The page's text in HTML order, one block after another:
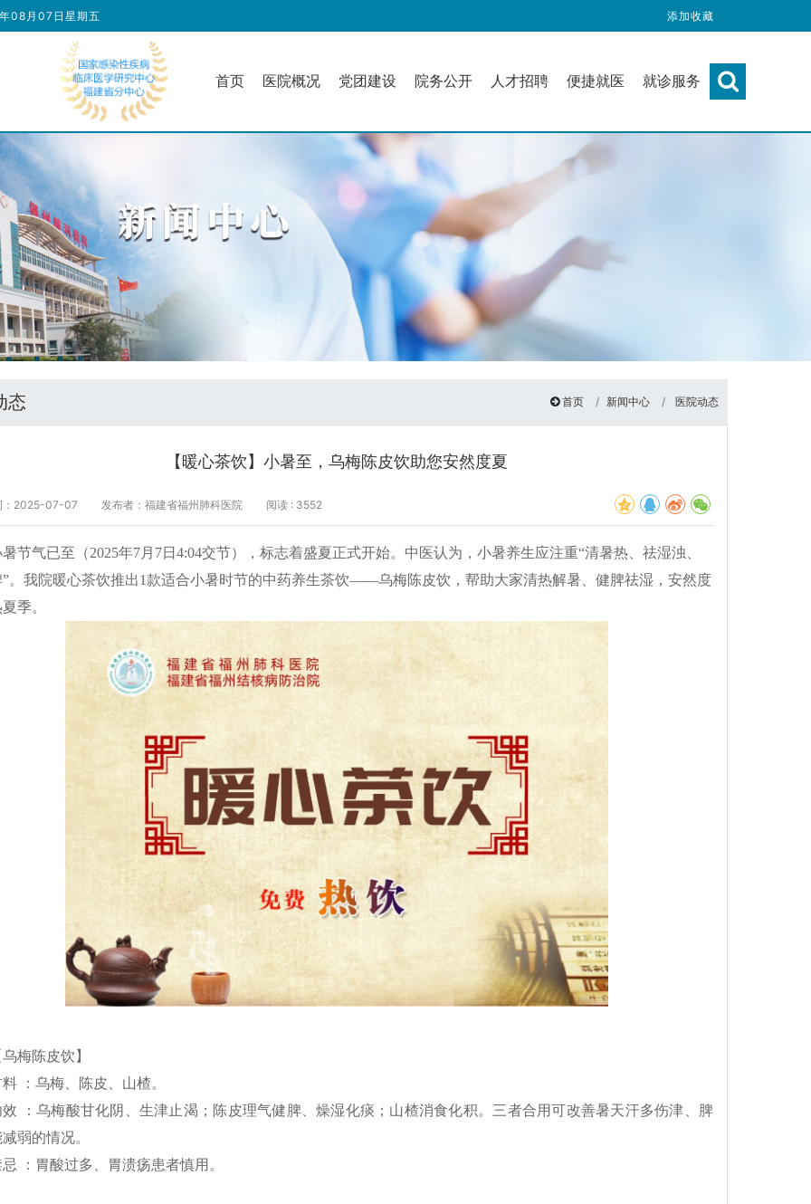
08月07日星期五 添加收藏
首页 医院概况 党团建设 院务公开 人才招聘 便捷就医 就诊服务
态 首页 新闻中心 医院动态
【暖心茶饮】小暑至，乌梅陈皮饮助您安然度夏
：2025-07-07 发布者：福建省福州肺科医院 阅读 : 3552
节气已至（2025年7月7日4:04交节），标志着盛夏正式开始。中医认为，小暑养生应注重“清暑热、祛湿浊、
”。我院暖心茶饮推出1款适合小暑时节的中药养生茶饮——乌梅陈皮饮，帮助大家清热解暑、健脾祛湿，安然度
季。
梅陈皮饮】
：乌梅、陈皮、山楂。
效 ：乌梅酸甘化阴、生津止渴；陈皮理气健脾、燥湿化痰；山楂消食化积。三者合用可改善暑天汗多伤津、脾
弱的情况。
：胃酸过多、胃溃疡患者慎用。